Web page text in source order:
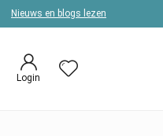
Nieuws en blogs lezen
Login